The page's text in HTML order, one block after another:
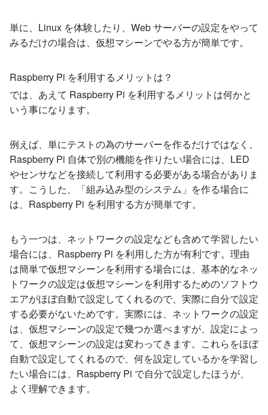
単に、Linux を体験したり、Web サーバーの設定をやって
みるだけの場合は、仮想マシーンでやる方が簡単です。
Raspberry Pi を利用するメリットは？
では、あえて Raspberry Pi を利用するメリットは何かと
いう事になります。
例えば、単にテストの為のサーバーを作るだけではなく、
Raspberry Pi 自体で別の機能を作りたい場合には、LED
やセンサなどを接続して利用する必要がある場合がありま
す。こうした、「組み込み型のシステム」を作る場合に
は、Raspberry Pi を利用する方が簡単です。
もう一つは、ネットワークの設定なども含めて学習したい
場合には、Raspberry Pi を利用した方が有利です。理由
は簡単で仮想マシーンを利用する場合には、基本的なネッ
トワークの設定は仮想マシーンを利用するためのソフトウ
エアがほぼ自動で設定してくれるので、実際に自分で設定
する必要がないためです。実際には、ネットワークの設定
は、仮想マシーンの設定で幾つか選べますが、設定によっ
て、仮想マシーンの設定は変わってきます。これらをほぼ
自動で設定してくれるので、何を設定しているかを学習し
たい場合には、Raspberry Pi で自分で設定したほうが、
よく理解できます。